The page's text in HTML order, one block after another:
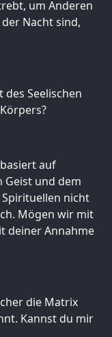
um Anderen
Nacht sind,
des Seelischen
auf
und dem
nicht
Mögen wir mit
deiner Annahme
die Matrix
Kannst du mir